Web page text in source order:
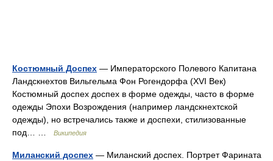
Костюмный Доспех — Императорского Полевого Капитана
Ландскнехтов Вильгельма Фон Рогендорфа (XVI Век)
Костюмный доспех доспех в форме одежды, часто в форме
одежды Эпохи Возрождения (например ландскнехтской
одежды), но встречались также и доспехи, стилизованные
под… …
Википедия
Миланский доспех — Миланский доспех. Портрет Фарината